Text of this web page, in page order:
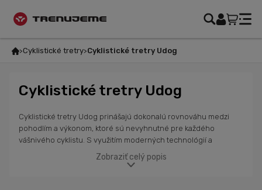
Cyklistické tretry Cyklistické tretry Udog
Cyklistické tretry Udog
Cyklistické tretry Udog prinášajú dokonalú rovnováhu medzi
pohodlím a výkonom, ktoré sú nevyhnutné pre každého
vášnivého cyklistu. S využitím moderných technológií a
kvalitných materiálov, ako sú karbónové podrážky, tieto tretry
zabezpečujú maximálny prenos sily na pedál, čo zlepšuje
Zobraziť celý popis